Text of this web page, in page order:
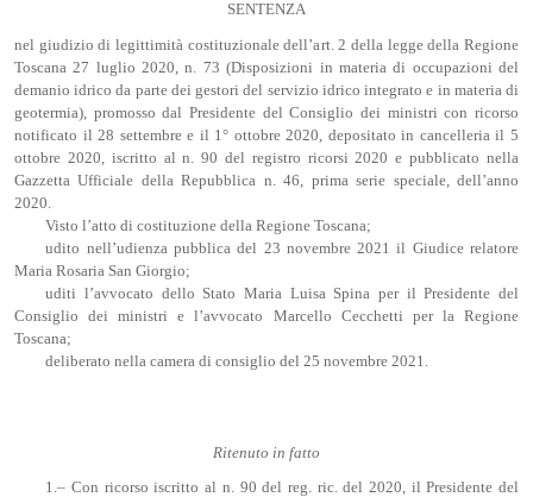
SENTENZA
nel giudizio di legittimità costituzionale dell’art. 2 della legge della Regione
Toscana 27 luglio 2020, n. 73 (Disposizioni in materia di occupazioni del
demanio idrico da parte dei gestori del servizio idrico integrato e in materia di
geotermia), promosso dal Presidente del Consiglio dei ministri con ricorso
notificato il 28 settembre e il 1° ottobre 2020, depositato in cancelleria il 5
ottobre 2020, iscritto al n. 90 del registro ricorsi 2020 e pubblicato nella
Gazzetta Ufficiale della Repubblica n. 46, prima serie speciale, dell’anno
2020.
Visto l’atto di costituzione della Regione Toscana;
udito nell’udienza pubblica del 23 novembre 2021 il Giudice relatore
Maria Rosaria San Giorgio;
uditi l’avvocato dello Stato Maria Luisa Spina per il Presidente del
Consiglio dei ministri e l’avvocato Marcello Cecchetti per la Regione
Toscana;
deliberato nella camera di consiglio del 25 novembre 2021.
Ritenuto in fatto
1.– Con ricorso iscritto al n. 90 del reg. ric. del 2020, il Presidente del